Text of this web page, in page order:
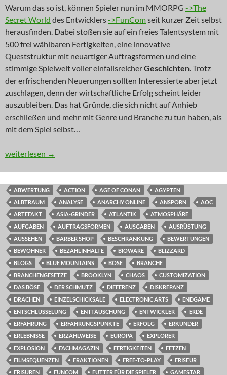
Warum das so ist, können Spieler nun im MMORPG ->The
Secret World des Entwicklers->FunComseit kurzer Zeit selbst
herausfinden. Dabei stoßen sie auf ein freies Talentsystem mit
500 frei wählbaren Fertigkeiten, eine innovative
Queststruktur mit neuartiger Auftragsformen und eine
stimmige Spielwelt voller einfallsreicherGeschichten. Trotz
der erfrischenden Neuerungen sollten Interessierte aber jetzt
zuschlagen, denn der wirtschaftliche Erfolg scheint leider
auszubleiben. Das hat Gründe, die sich nicht auf Anhieb
erschließen und mehr mit Genre und Branche zu tun haben, als
mit dem Spiel selbst…
INNOVATION: Da wohnt doch was im Schrank
weiterlesen →
ABWERTUNG ACTION AGE OF CONAN
ÄGYPTEN
ALBTRAUM
ANALYSE ANARCHY ONLINE ANSPORN
AOC
ARTEFAKT
ASIA-GRINDER ATLANTIK
ATMOSPHÄRE
AUFGABEN
AUFTRAGSFORMEN AUSGABEN
AUSRÜSTUNG
AUSSEHEN
BARBER SHOP BESCHRÄNKUNG
BEWERTUNGEN
BEWOHNER
BEZAHLINHALTE BIOWARE
BLIZZARD
BLOGS
BLUE MOUNTAINS BÖSE
BRANCHE
BRANCHENGESETZE
BROOKLYN CHAOS
CUSTOMIZATION
DAS BÖSE
DER SCHMUTZ DIFFERENZ
DISKREPANZ
DRACHEN
EINZELSCHICKSALE ELECTRONIC ARTS
ENDGAME
ENTSCHLÜSSELUNG
ENTTÄUSCHUNG ENTWICKLER
ERDE
ERFAHRUNG
ERFAHRUNGSPUNKTE ERFOLG
ERKUNDER
ERLEBNISSE
ERZÄHLWEISE EUROPA
EXPLORER
EXPLOSION
FACHMAGAZIN FERTIGKEITEN
FETZEN
FILMSEQUENZEN
FRAKTIONEN FREE-TO-PLAY
FRISEUR
FRISUREN
FUNCOM FUTTER FÜR DIE SPIELER
GAMESTAR